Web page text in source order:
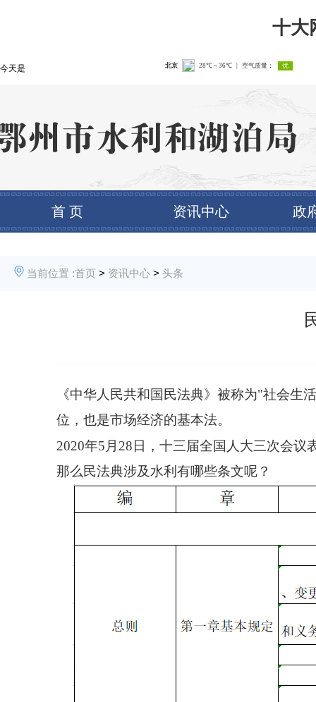
十大
今天是
首 页 资讯中心 政
当前位置 :首页 > 资讯中心 > 头条
《中华人民共和国民法典》被称为"社会
位，也是市场经济的基本法。
2020年5月28日，十三届全国人大三次会
那么民法典涉及水利有哪些条文呢？